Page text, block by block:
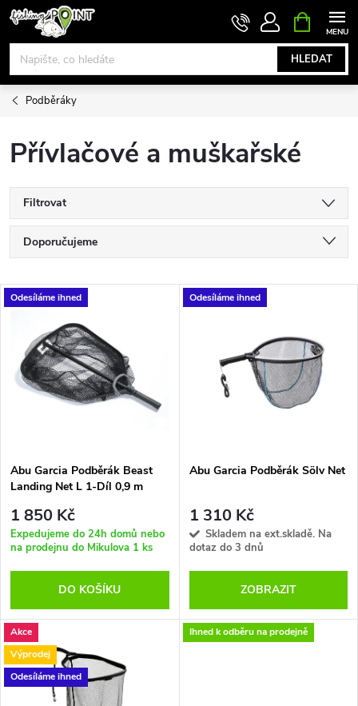
Přejít
obsah
HLEDAT
NÁKUPNÍ
KOŠÍK
Podběráky
Přívlačové a muškařské
Filtrovat
Ř
a
e
n
p
r
o
d
u
k
Doporučujeme
Nejdražší
Nejprodávanější
Abecedně
V
ý
p
s
p
r
o
d
u
Odesíláme ihned
Abu Garcia Podběrák Beast
Landing Net L 1-Díl 0,9 m
1 850 Kč
Expedujeme do 24h domů nebo
na prodejnu do Mikulova 1 ks
DO KOŠÍKU
Odesíláme ihned
Abu Garcia Podběrák Sölv Net
1 310 Kč
Skladem na ext.skladě. Na
dotaz do 3 dnů
ZOBRAZIT
Akce
Výprodej
Odesíláme ihned
Ihned k odběru na prodejně